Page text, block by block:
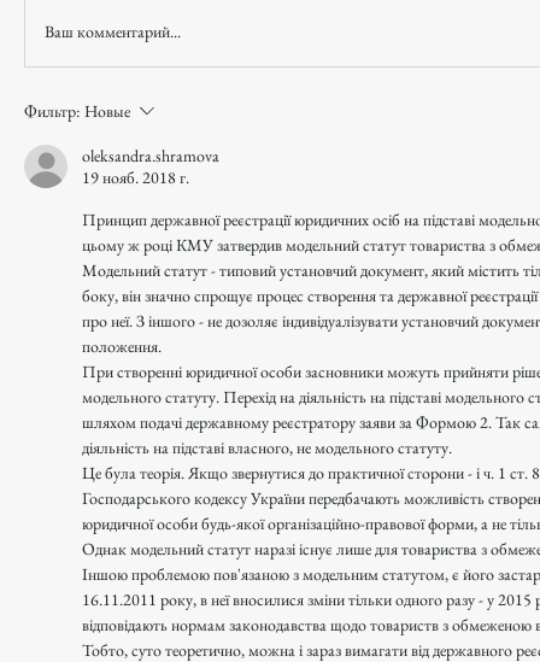
Ваш комментарий...
Фильтр: Новые
oleksandra.shramova
19 нояб. 2018 г.
Принцип державної реєстрації юридичних осіб на підставі
цьому ж році КМУ затвердив модельний статут товариства з
Модельний статут - типовий установчий документ, який містить
боку, він значно спрощує процес створення та державної
про неї. З іншого - не дозоляє індивідуалізувати установчий
положення.
При створенні юридичної особи засновники можуть прийняти
модельного статуту. Перехід на діяльність на підставі
шляхом подачі державному реєстратору заяви за Формою 2. Так
діяльність на підставі власного, не модельного статуту.
Це була теорія. Якщо звернутися до практичної сторони - і ч. 1 ст.
Господарського кодексу України передбачають можливість
юридичної особи будь-якої організаційно-правової форми, а не
Однак модельний статут наразі існує лише для товариства з
Іншою проблемою пов'язаною з модельним статутом, є його
16.11.2011 року, в неї вносилися зміни тільки одного разу - у
відповідають нормам законодавства щодо товариств з обмеженою
Тобто, суто теоретично, можна і зараз вимагати від державного